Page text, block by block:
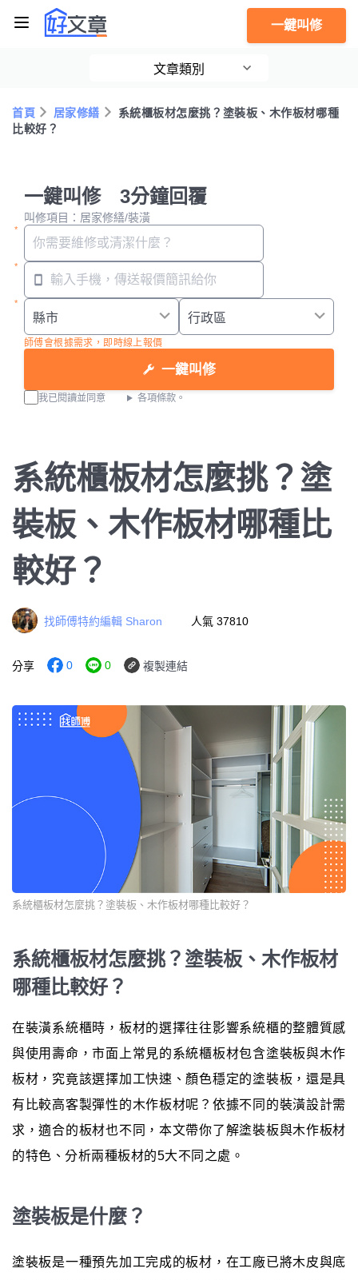
一鍵叫修
文章類別
首頁 居家修繕
系統櫃板材怎麼挑？塗裝板、木作板材哪種
比較好？
一鍵叫修 3分鐘回覆
叫修項目：居家修繕/裝潢
師傅會根據需求，即時線上報價
一鍵叫修
我已閱讀並同意 各項條款。
系統櫃板材怎麼挑？塗
裝板、木作板材哪種比
較好？
找師傅特約編輯 Sharon 人氣 37810
分享 0 0 複製連結
系統櫃板材怎麼挑？塗裝板、木作板材哪種比較好？
系統櫃板材怎麼挑？塗裝板、木作板材
哪種比較好？
在裝潢系統櫃時，板材的選擇往往影響系統櫃的整體質感
與使用壽命，市面上常見的系統櫃板材包含塗裝板與木作
板材，究竟該選擇加工快速、顏色穩定的塗裝板，還是具
有比較高客製彈性的木作板材呢？依據不同的裝潢設計需
求，適合的板材也不同，本文帶你了解塗裝板與木作板材
的特色、分析兩種板材的5大不同之處。
塗裝板是什麼？
塗裝板是一種預先加工完成的板材，在工廠已將木皮與底